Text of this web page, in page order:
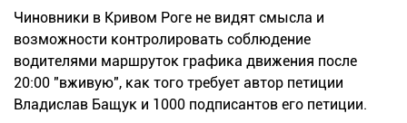
Чиновники в Кривом Роге не видят смысла и
возможности контролировать соблюдение
водителями маршруток графика движения после
20:00 "вживую", как того требует автор петиции
Владислав Бащук и 1000 подписантов его петиции.